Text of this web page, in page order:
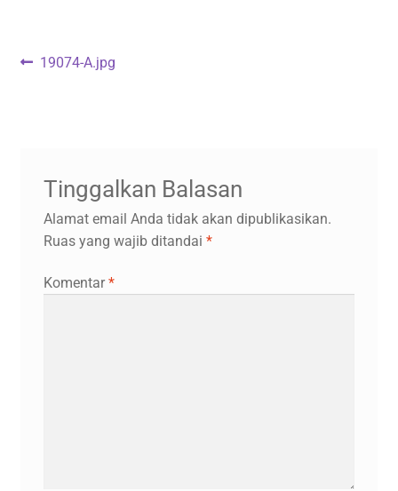
Navigasi
Previous
19074-A.jpg
Tinggalkan Balasan
Alamat email Anda tidak akan dipublikasikan.
Ruas yang wajib ditandai *
Komentar*